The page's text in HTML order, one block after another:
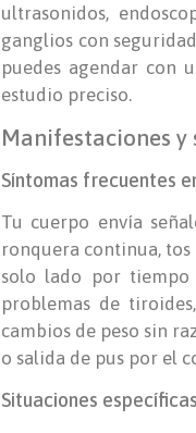
ultrasonidos,
ganglios con
puedes agendar con
estudio preciso.
Manifestaciones
Síntomas frecuentes
Tu cuerpo envía
ronquera continua,
solo lado por
problemas de
cambios de peso sin
o salida de pus por el
Situaciones